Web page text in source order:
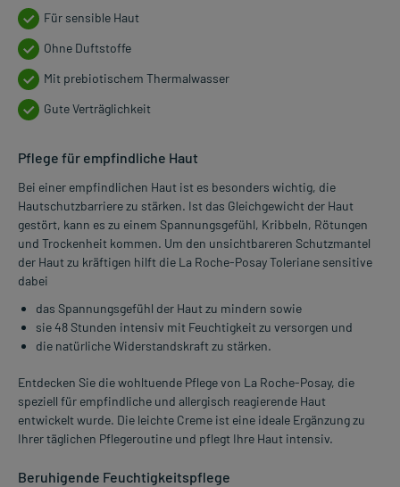
Für sensible Haut
Ohne Duftstoffe
Mit prebiotischem Thermalwasser
Gute Verträglichkeit
Pflege für empfindliche Haut
Bei einer empfindlichen Haut ist es besonders wichtig, die
Hautschutzbarriere zu stärken. Ist das Gleichgewicht der Haut
gestört, kann es zu einem Spannungsgefühl, Kribbeln, Rötungen
und Trockenheit kommen. Um den unsichtbareren Schutzmantel
der Haut zu kräftigen hilft die La Roche-Posay Toleriane sensitive
dabei
das Spannungsgefühl der Haut zu mindern sowie
sie 48 Stunden intensiv mit Feuchtigkeit zu versorgen und
die natürliche Widerstandskraft zu stärken.
Entdecken Sie die wohltuende Pflege von La Roche-Posay, die
speziell für empfindliche und allergisch reagierende Haut
entwickelt wurde. Die leichte Creme ist eine ideale Ergänzung zu
Ihrer täglichen Pflegeroutine und pflegt Ihre Haut intensiv.
Beruhigende Feuchtigkeitspflege